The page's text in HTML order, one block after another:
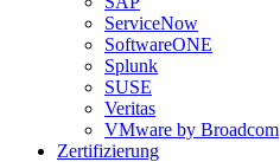
ServiceNow
SoftwareONE
Splunk
SUSE
Veritas
VMware by Broadcom
Zertifizierung